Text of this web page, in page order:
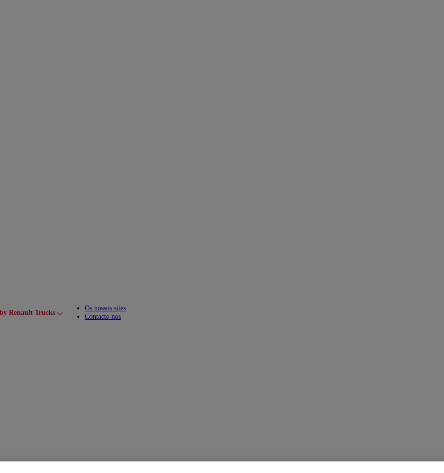
Renault Trucks Toggle submenu
Os nossos sites
Contacte-nos